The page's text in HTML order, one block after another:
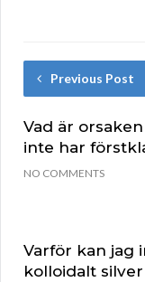
Previous Post
Vad är
inte har
NO COMMENTS
Varför kan jag
kolloidalt